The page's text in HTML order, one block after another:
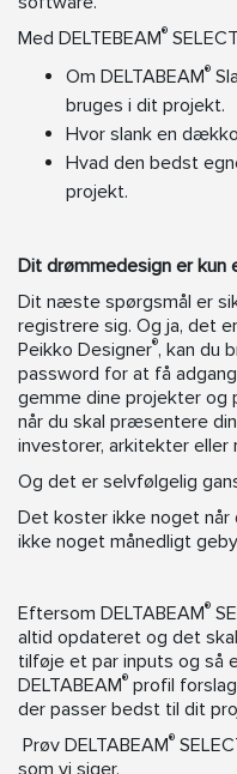
Med DELTEBEAM®
Om DELTABEAM®
bruges i dit projekt.
Hvor slank en
Hvad den bedst
projekt.
Dit drømmedesign er
Dit næste spørgsmål er
registrere sig. Og ja, det
Peikko Designer®, kan du
password for at få
gemme dine projekter og
når du skal præsentere
investorer, arkitekter eller
Og det er selvfølgelig
Det koster ikke noget når
ikke noget månedligt
Eftersom DELTABEAM®
altid opdateret og det
tilføje et par inputs og så
DELTABEAM® profil
der passer bedst til dit
Prøv DELTABEAM®